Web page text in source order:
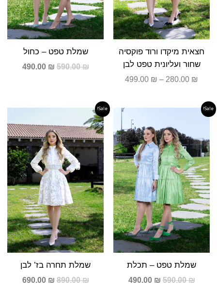
חצאית מיקדו ורוד פוקסיה
שחור ועליונית טפט לבן
280.00 ₪
–
499.00 ₪
שמלת טפט – כחול
590.00₪
490.00 ₪
Sale!
שמלת טפט – תכלת
590.00₪
היה:
590.00 ₪.
490.00 ₪
המחיר
הוא:
490.00 ₪.
Sale!
שמלת תחרה בז’ לבן
890.00₪
היה:
890.00 ₪.
690.00 ₪
הנוכחי
הוא:
₪.